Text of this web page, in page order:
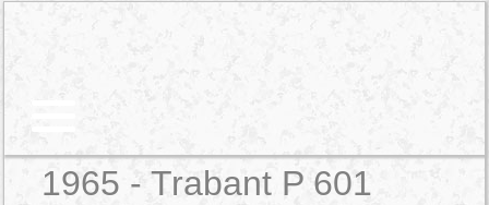
Home
1965 - Trabant P 601